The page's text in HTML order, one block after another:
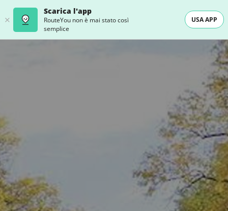
Scarica l'app
RouteYou non è mai stato così
semplice
USA APP